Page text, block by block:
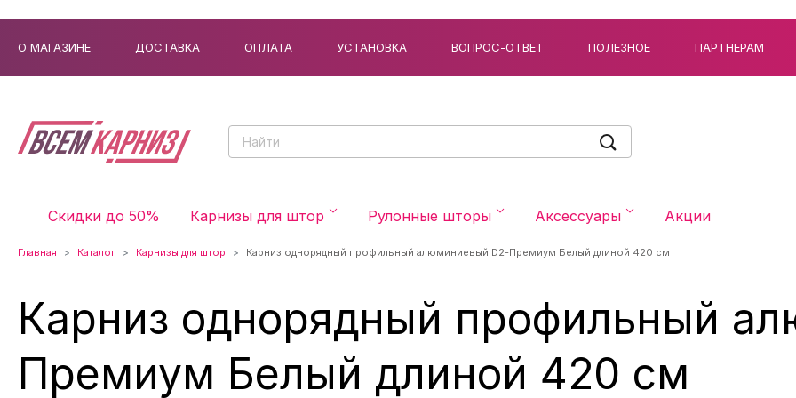
О МАГАЗИНЕ ДОСТАВКА ОПЛАТА УСТАНОВКА ВОПРОС-ОТВЕТ ПОЛЕЗНОЕ ПАРТНЕРАМ
Скидки до 50% Карнизы для штор Рулонные шторы Аксессуары Акции
Главная Каталог Карнизы для штор Карниз однорядный профильный алюминиевый D2-Премиум Белый длиной 420 см
Карниз однорядный профильный
Премиум Белый длиной 420 см